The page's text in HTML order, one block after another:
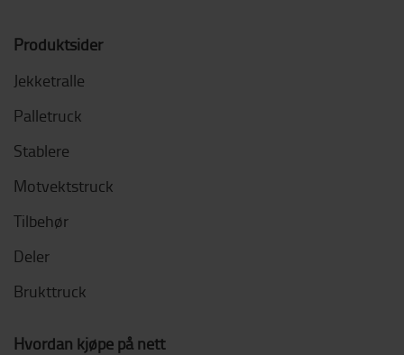
Produktsider
Jekketralle
Palletruck
Stablere
Motvektstruck
Tilbehør
Deler
Brukttruck
Hvordan kjøpe på nett